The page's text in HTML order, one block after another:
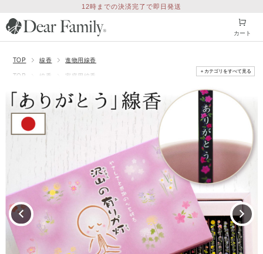
12時までの決済完了で即日発送
カート
TOP 線香
進物用線香
TOP
線香
家庭用線香
TOP
特集
「父の日参り」のお供え
TOP
特集 「母の日参り」のお供え
＋カテゴリをすべて見る